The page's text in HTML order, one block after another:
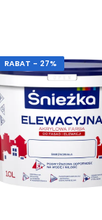
RABAT - 27%